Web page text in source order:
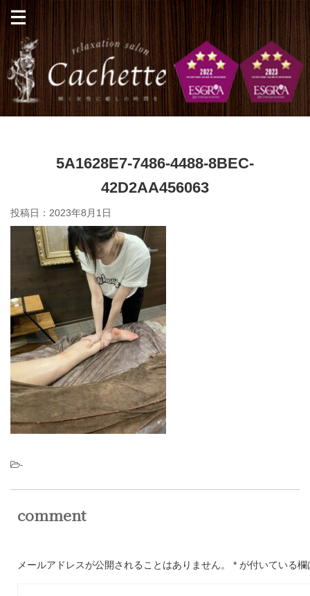
5A1628E7-7486-4488-8BEC-
42D2AA456063
投稿日： 2023年8月1日
-
comment
メールアドレスが公開されることはありません。 * が付いている